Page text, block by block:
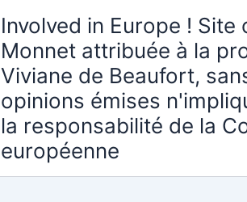
Involved in Europe ! Site
Monnet attribuée à la
Viviane de Beaufort,
opinions émises
la responsabilité de la
européenne